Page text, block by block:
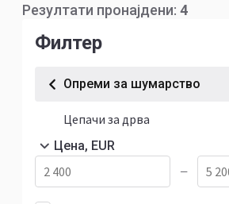
Резултати пронајдени: 4
Филтер
Опреми за шумарство
Цепачи за дрва
Цена, EUR
—